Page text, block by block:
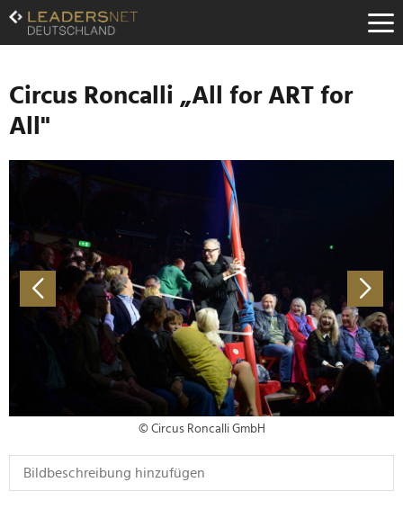
Zum
Inhalt
Zur
Navigation
Zur
Hauptnavigation
Circus Roncalli „All for ART for
All"
© Circus Roncalli GmbH